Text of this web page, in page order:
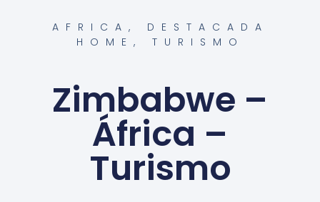
AFRICA , DESTACADA
HOME , TURISMO
Zimbabwe –
África –
Turismo